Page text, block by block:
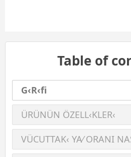
Table of
G‹R‹ﬁ
ÜRÜNÜN ÖZELL‹KLER‹
VÜCUTTAK‹ YA⁄ ORANI